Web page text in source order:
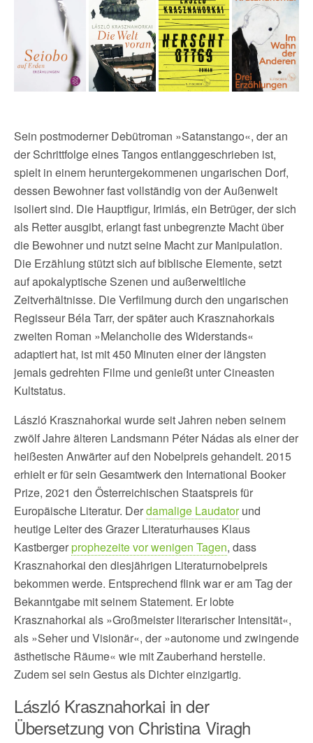
Sein postmoderner Debütroman »Satanstango«, der an
der Schrittfolge eines Tangos entlanggeschrieben ist,
spielt in einem heruntergekommenen ungarischen Dorf,
dessen Bewohner fast vollständig von der Außenwelt
isoliert sind. Die Hauptfigur, Irimiás, ein Betrüger, der sich
als Retter ausgibt, erlangt fast unbegrenzte Macht über
die Bewohner und nutzt seine Macht zur Manipulation.
Die Erzählung stützt sich auf biblische Elemente, setzt
auf apokalyptische Szenen und außerweltliche
Zeitverhältnisse. Die Verfilmung durch den ungarischen
Regisseur Béla Tarr, der später auch Krasznahorkais
zweiten Roman »Melancholie des Widerstands«
adaptiert hat, ist mit 450 Minuten einer der längsten
jemals gedrehten Filme und genießt unter Cineasten
Kultstatus.
László Krasznahorkai wurde seit Jahren neben seinem
zwölf Jahre älteren Landsmann Péter Nádas als einer der
heißesten Anwärter auf den Nobelpreis gehandelt. 2015
erhielt er für sein Gesamtwerk den International Booker
Prize, 2021 den Österreichischen Staatspreis für
Europäische Literatur. Derdamalige Laudatorund
heutige Leiter des Grazer Literaturhauses Klaus
Kastbergerprophezeite vor wenigen Tagen, dass
Krasznahorkai den diesjährigen Literaturnobelpreis
bekommen werde. Entsprechend flink war er am Tag der
Bekanntgabe mit seinem Statement. Er lobte
Krasznahorkai als »Großmeister literarischer Intensität«,
als »Seher und Visionär«, der »autonome und zwingende
ästhetische Räume« wie mit Zauberhand herstelle.
Zudem sei sein Gestus als Dichter einzigartig.
László Krasznahorkai in der
Übersetzung von Christina Viragh